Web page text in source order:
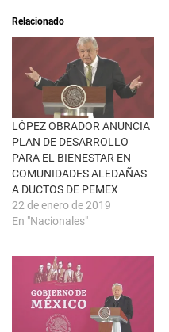
e
b
r
u
n
v
e
n
a
n
a
n
u
v
a
)
e
n
F
a
c
e
b
o
o
k
(
S
e
a
b
r
e
n
u
v
e
n
t
a
n
Relacionado
LÓPEZ OBRADOR ANUNCIA
PLAN DE DESARROLLO
PARA EL BIENESTAR EN
COMUNIDADES ALEDAÑAS
A DUCTOS DE PEMEX
22 de enero de 2019
En "Nacionales"